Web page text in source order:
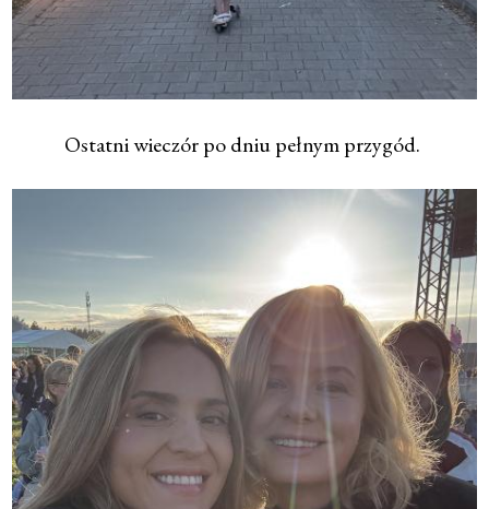
Ostatni wieczór po dniu pełnym przygód.